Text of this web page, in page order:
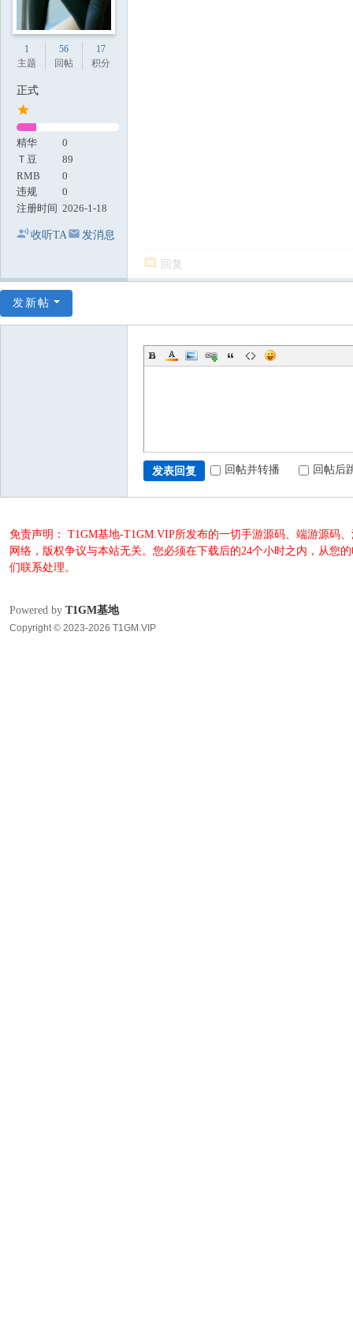
1
主题
56
回帖
17
积分
正式
精华
0
Ｔ豆
89
RMB
0
违规
0
注册时间 2026-1-18
收听TA 发消息
回复
发新帖
发表回复 回帖并转播 回帖后
免责声明： T1GM基地-T1GM.VIP所发布的一切手游源码、端游源码
网络，版权争议与本站无关。您必须在下载后的24个小时之内，从您
们联系处理。
Powered by T1GM基地
Copyright © 2023-2026 T1GM.VIP